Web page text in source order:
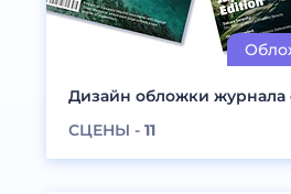
Дизайн обложки журнала
СЦЕНЫ - 11